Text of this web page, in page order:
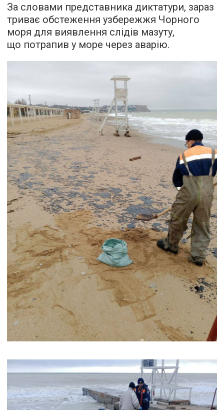
За словами представника диктатури, зараз
триває обстеження узбережжя Чорного
моря для виявлення слідів мазуту,
що потрапив у море через аварію.